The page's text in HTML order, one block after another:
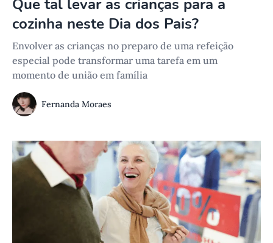
Que tal levar as crianças para a
cozinha neste Dia dos Pais?
Envolver as crianças no preparo de uma refeição
especial pode transformar uma tarefa em um
momento de união em família
Fernanda Moraes